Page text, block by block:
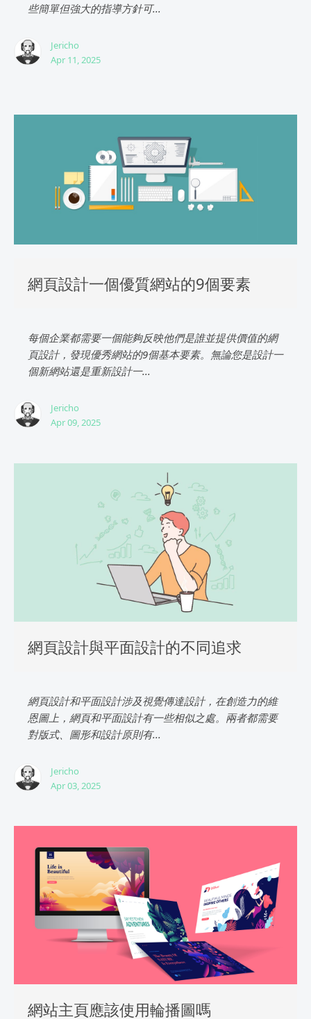
些簡單但強大的指導方針可...
Jericho
Apr 11, 2025
網頁設計一個優質網站的9個要素
每個企業都需要一個能夠反映他們是誰並提供價值的網
頁設計，發現優秀網站的9個基本要素。無論您是設計一
個新網站還是重新設計一...
Jericho
Apr 09, 2025
網頁設計與平面設計的不同追求
網頁設計和平面設計涉及視覺傳達設計，在創造力的維
恩圖上，網頁和平面設計有一些相似之處。兩者都需要
對版式、圖形和設計原則有...
Jericho
Apr 03, 2025
網站主頁應該使用輪播圖嗎